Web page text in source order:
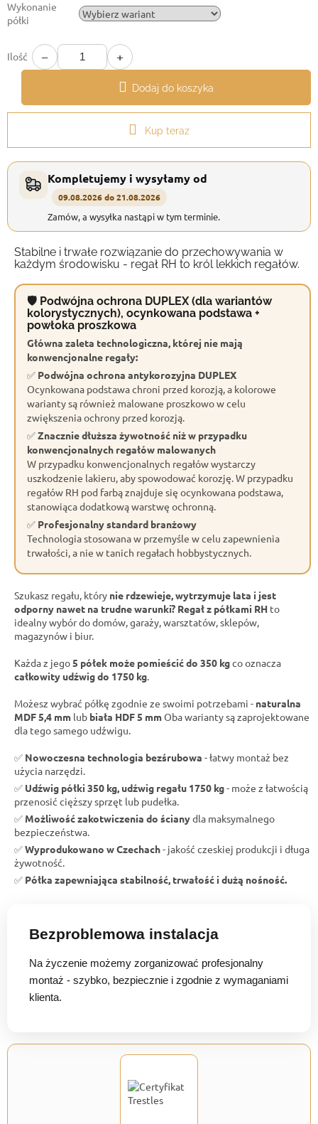
Wykonanie
półki
Ilość − +
Dodaj do koszyka
Kup teraz
Kompletujemy i wysyłamy od
09.08.2026 do 21.08.2026
Zamów, a wysyłka nastąpi w tym terminie.
Stabilne i trwałe rozwiązanie do przechowywania w
każdym środowisku - regał RH to król lekkich regałów.
🛡 Podwójna ochrona DUPLEX (dla wariantów
kolorystycznych), ocynkowana podstawa +
powłoka proszkowa
Główna zaleta technologiczna, której nie mają
konwencjonalne regały:
✅ Podwójna ochrona antykorozyjna DUPLEX
Ocynkowana podstawa chroni przed korozją, a kolorowe
warianty są również malowane proszkowo w celu
zwiększenia ochrony przed korozją.
✅Znacznie dłuższa żywotność niż w przypadku
konwencjonalnych regałów malowanych
W przypadku konwencjonalnych regałów wystarczy
uszkodzenie lakieru, aby spowodować korozję. W przypadku
regałów RH pod farbą znajduje się ocynkowana podstawa,
stanowiąca dodatkową warstwę ochronną.
✅ Profesjonalny standard branżowy
Technologia stosowana w przemyśle w celu zapewnienia
trwałości, a nie w tanich regałach hobbystycznych.
Szukasz regału, który nie rdzewieje, wytrzymuje lata i jest
odporny nawet na trudne warunki? Regał z półkami RH to
idealny wybór do domów, garaży, warsztatów, sklepów,
magazynów i biur.
Każda z jego 5 półek może pomieścić do 350 kgco oznacza
całkowity udźwig do 1750 kg
Możesz wybrać półkę zgodnie ze swoimi potrzebami - naturalna
MDF 5,4 mm lub biała HDF 5 mmOba warianty są zaprojektowane
dla tego samego udźwigu.
✅ Nowoczesna technologia bezśrubowa - łatwy montaż bez
użycia narzędzi.
✅ Udźwig półki 350 kg, udźwig regału 1750 kg- może z łatwością
przenosić cięższy sprzęt lub pudełka.
✅ Możliwość zakotwiczenia do ścianydla maksymalnego
bezpieczeństwa.
✅Wyprodukowano w Czechach- jakość czeskiej produkcji i długa
żywotność.
✅ Półka zapewniająca stabilność, trwałość i dużą nośność.
Bezproblemowa instalacja
Na życzenie możemy zorganizować profesjonalny
montaż - szybko, bezpiecznie i zgodnie z wymaganiami
klienta.